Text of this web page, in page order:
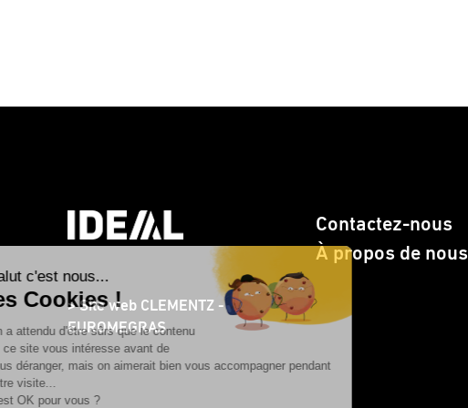
> Site web CLEMENTZ -
EUROMEGRAS
Contactez-nous
À propos de nous